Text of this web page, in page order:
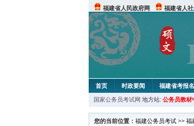
福建省人民政府网 福建省人社
首页 时政要闻 福建省考报名
国家公务员考试网 地方站: 公务员教材
您的当前位置： 福建公务员考试 >> 福